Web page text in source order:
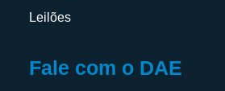
Leilões
Fale com o DAE